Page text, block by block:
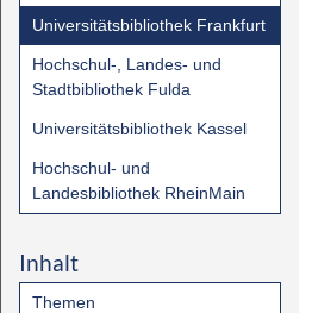
Universitätsbibliothek Frankfurt
Hochschul-, Landes- und
Stadtbibliothek Fulda
Universitätsbibliothek Kassel
Hochschul- und
Landesbibliothek RheinMain
Inhalt
Themen